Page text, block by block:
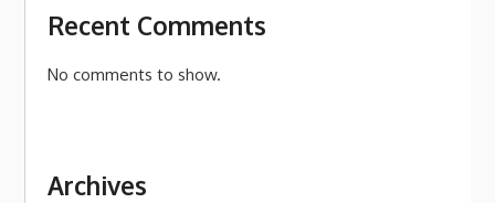
Recent Comments
No comments to show.
Archives